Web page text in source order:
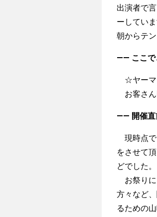
出演者で
ーしてい
朝からテ
—— ここで
☆ヤーマ
お客さん
—— 開催直
現時点で
をさせて
どでした。
お祭りに
方々など
るための